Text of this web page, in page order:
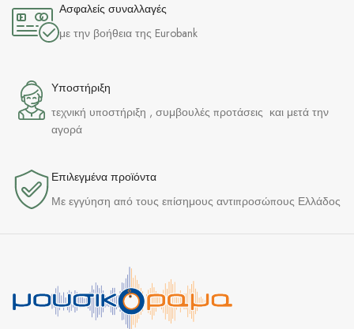
Ασφαλείς συναλλαγές
με την βοήθεια της Eurobank
Υποστήριξη
τεχνική υποστήριξη , συμβουλές προτάσεις και μετά την
αγορά
Επιλεγμένα προϊόντα​
Με εγγύηση από τους επίσημους αντιπροσώπους Ελλάδος